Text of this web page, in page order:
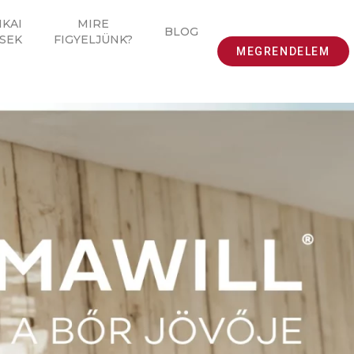
MIRE
FIGYELJÜNK?
BLOG
MEGRENDELEM